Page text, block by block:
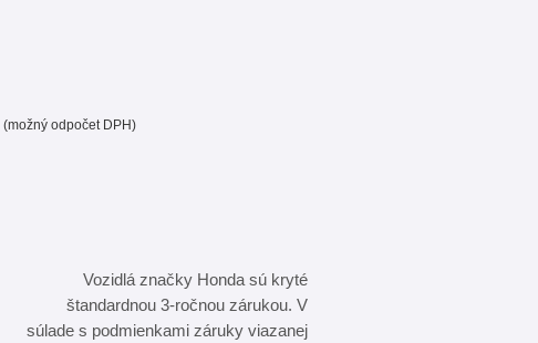
(možný odpočet DPH)
Vozidlá značky Honda sú kryté
štandardnou 3‑ročnou zárukou. V
súlade s podmienkami záruky viazanej